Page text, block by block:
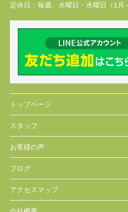
定休日： 毎週、火曜日・水曜日（1月
トップページ
スタッフ
お客様の声
ブログ
アクセスマップ